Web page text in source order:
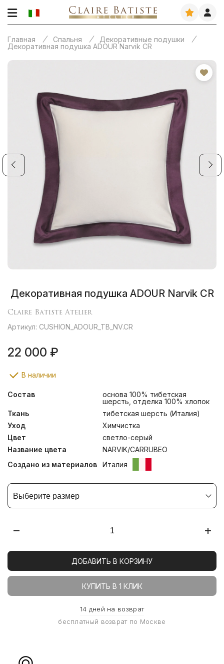
Главная Спальня
Декоративные подушки
Декоративная подушка ADOUR Narvik CR
Декоративная подушка ADOUR Narvik CR
Claire Batiste Atelier
Артикул: CUSHION_ADOUR_TB_NV.CR
22 000 ₽
В наличии
Состав
основа 100% тибетская
шерсть, отделка 100% хлопок
Ткань
тибетская шерсть (Италия)
Уход
Химчистка
Цвет
светло-серый
Название цвета
NARVIK/CARRUBEO
Создано из материалов
Италия
Выберите размер
ДОБАВИТЬ В КОРЗИНУ
КУПИТЬ В 1 КЛИК
14 дней на возврат
бесплатный возврат по Москве